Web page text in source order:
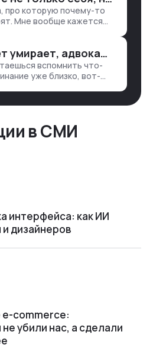
данные в одну базу и
их оттуда вручную:
все ручками
про которую почему-то
Мне вообще кажется
Интернет умирает, адвокаты и судьи в растерянности, а я хочу песню
вспомнить что-
уже близко, вот-
и неделями, если сильно
в СМИ
интерфейса: как ИИ
дизайнеров
e-commerce:
убили нас, а сделали